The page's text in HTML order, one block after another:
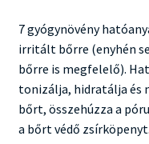
7 gyógynövény
irritált bőrre (enyhén
bőrre is megfelelő).
tonizálja, hidratálja
bőrt, összehúzza a
a bőrt védő zsírköpenyt.